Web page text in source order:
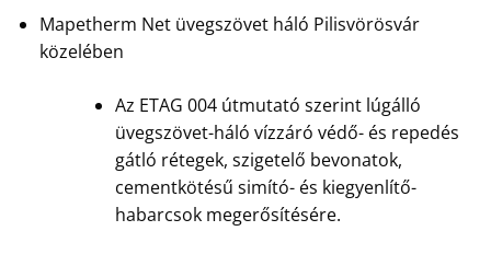
Mapetherm Net üvegszövet háló Pilisvörösvár
közelében
Az ETAG 004 útmutató szerint lúgálló
üvegszövet-háló vízzáró védő- és repedés
gátló rétegek, szigetelő bevonatok,
cementkötésű simító- és kiegyenlítő-
habarcsok megerősítésére.